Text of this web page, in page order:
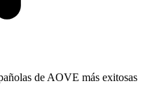
de AOVE más exitosas